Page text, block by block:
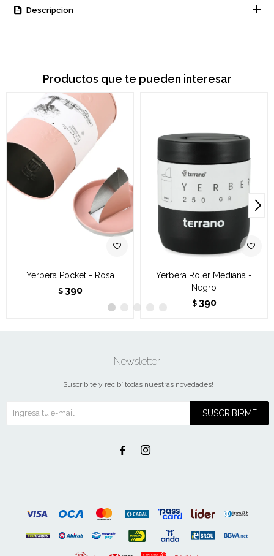
Descripcion
Productos que te pueden interesar
Yerbera Pocket - Rosa
$ 390
Yerbera Roler Mediana -
Negro
$ 390
Newsletter
¡Suscribite y recibí todas nuestras novedades!
SUSCRIBIRME
 